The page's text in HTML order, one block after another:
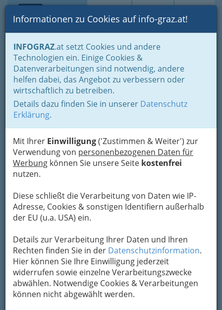
Suche Login Toggle
Informationen zu Cookies auf info-graz.at!
INFOGRAZ.at setzt Cookies und andere
Technologien ein. Einige Cookies &
Datenverarbeitungen sind notwendig, andere
helfen dabei, das Angebot zu verbessern oder
wirtschaftlich zu betreiben.
Details dazu finden Sie in unserer Datenschutz
Erklärung.
Mit Ihrer Einwilligung('Zustimmen & Weiter') zur
Verwendung von personenbezogenen Daten für
Werbung können Sie unsere Seite kostenfrei
nutzen.
Diese schließt die Verarbeitung von Daten wie IP-
Adresse, Cookies & sonstigen Identifiern außerhalb
der EU (u.a. USA) ein.
Details zur Verarbeitung Ihrer Daten und Ihren
Rechten finden Sie in der Datenschutzinformation.
Hier können Sie Ihre Einwilligung jederzeit
widerrufen sowie einzelne Verarbeitungszwecke
abwählen. Notwendige Cookies & Verarbeitungen
können nicht abgewählt werden.
Home Branchen
Gewerbe, Handwerk, Banken
Gewerbe & Handwerk, Gliederung der WKO
Müller und Müllerinnen
Getreidemüller
Getreidemüller